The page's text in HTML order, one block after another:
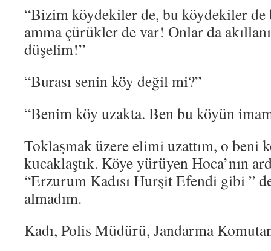
“Bizim köydekiler de, bu köydekiler
amma çürükler de var! Onlar da
düşelim!”
“Burası senin köy değil mi?”
“Benim köy uzakta. Ben bu köyün
Toklaşmak üzere elimi uzattım, o beni
kucaklaştık. Köye yürüyen Hoca’nın
“Erzurum Kadısı Hurşit Efendi gibi ”
almadım.
Kadı, Polis Müdürü, Jandarma